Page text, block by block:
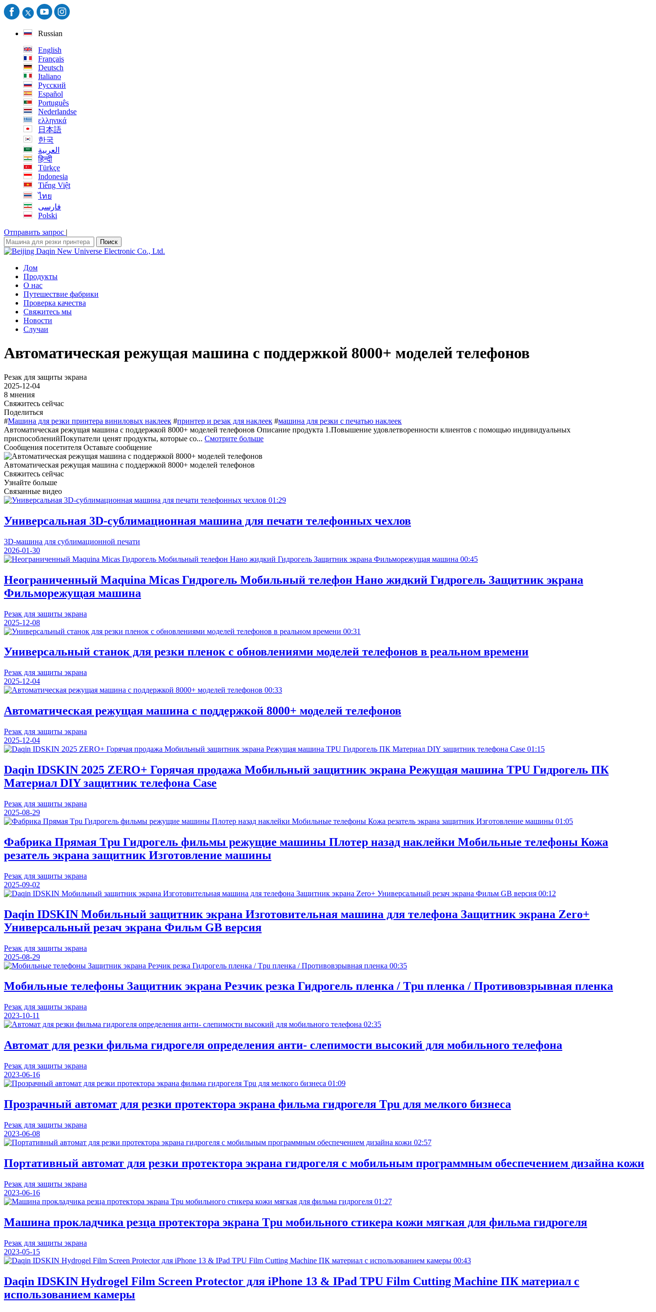
Russian
English
Français
Deutsch
Italiano
Русский
Español
Português
Nederlandse
ελληνικά
日本語
한국
العربية
हिन्दी
Türkçe
Indonesia
Tiếng Việt
ไทย
فارسی
Polski
Отправить запрос |
Поиск
Дом
Продукты
О нас
Путешествие фабрики
Проверка качества
Свяжитесь мы
Новости
Случаи
Автоматическая режущая машина с поддержкой 8000+ моделей телефонов
Резак для защиты экрана
2025-12-04
8 мнения
Свяжитесь сейчас
Поделиться
#Машина для резки принтера виниловых наклеек #принтер и резак для наклеек #машина для резки с печатью наклеек
Автоматическая режущая машина с поддержкой 8000+ моделей телефонов Описание продукта 1.Повышение удовлетворенности клиентов с помощью индивидуальных
приспособленийПокупатели ценят продукты, которые со... Смотрите больше
Сообщения посетителя Оставьте сообщение
Автоматическая режущая машина с поддержкой 8000+ моделей телефонов
Свяжитесь сейчас
Узнайте больше
Связанные видео
01:29
Универсальная 3D-сублимационная машина для печати телефонных чехлов
3D-машина для сублимационной печати
2026-01-30
00:45
Неограниченный Maquina Micas Гидрогель Мобильный телефон Нано жидкий Гидрогель Защитник экрана
Фильморежущая машина
Резак для защиты экрана
2025-12-08
00:31
Универсальный станок для резки пленок с обновлениями моделей телефонов в реальном времени
Резак для защиты экрана
2025-12-04
00:33
Автоматическая режущая машина с поддержкой 8000+ моделей телефонов
Резак для защиты экрана
2025-12-04
01:15
Daqin IDSKIN 2025 ZERO+ Горячая продажа Мобильный защитник экрана Режущая машина TPU Гидрогель ПК
Материал DIY защитник телефона Case
Резак для защиты экрана
2025-08-29
01:05
Фабрика Прямая Tpu Гидрогель фильмы режущие машины Плотер назад наклейки Мобильные телефоны Кожа
резатель экрана защитник Изготовление машины
Резак для защиты экрана
2025-09-02
00:12
Daqin IDSKIN Мобильный защитник экрана Изготовительная машина для телефона Защитник экрана Zero+
Универсальный резач экрана Фильм GB версия
Резак для защиты экрана
2025-08-29
00:35
Мобильные телефоны Защитник экрана Резчик резка Гидрогель пленка / Tpu пленка / Противовзрывная пленка
Резак для защиты экрана
2023-10-11
02:35
Автомат для резки фильма гидрогеля определения анти- слепимости высокий для мобильного телефона
Резак для защиты экрана
2023-06-16
01:09
Прозрачный автомат для резки протектора экрана фильма гидрогеля Tpu для мелкого бизнеса
Резак для защиты экрана
2023-06-08
02:57
Портативный автомат для резки протектора экрана гидрогеля с мобильным программным обеспечением дизайна кожи
Резак для защиты экрана
2023-06-16
01:27
Машина прокладчика резца протектора экрана Tpu мобильного стикера кожи мягкая для фильма гидрогеля
Резак для защиты экрана
2023-05-15
00:43
Daqin IDSKIN Hydrogel Film Screen Protector для iPhone 13 & IPad TPU Film Cutting Machine ПК материал с
использованием камеры